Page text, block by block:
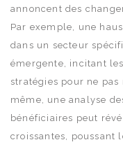
annoncent des
Par exemple, une
dans un secteur
émergente, incitant
stratégies pour ne
même, une analyse
bénéficiaires peut
croissantes, poussant